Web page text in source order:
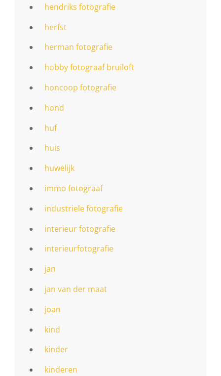
hendriks fotografie
herfst
herman fotografie
hobby fotograaf bruiloft
honcoop fotografie
hond
huf
huis
huwelijk
immo fotograaf
industriele fotografie
interieur fotografie
interieurfotografie
jan
jan van der maat
joan
kind
kinder
kinderen